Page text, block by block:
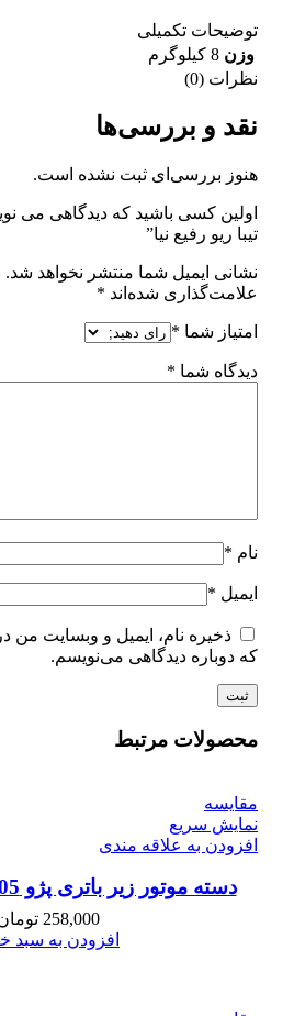
توضیحات تکمیلی
وزن 8 کیلوگرم
نظرات (0)
نقد و بررسی‌ها
هنوز بررسی‌ای ثبت نشده است.
اولین کسی باشید که دیدگاهی می
تیبا ریو رفیع نیا”
نشانی ایمیل شما منتشر نخواهد شد.
علامت‌گذاری شده‌اند *
امتیاز شما *
دیدگاه شما *
نام *
ایمیل *
ذخیره نام، ایمیل و وبسایت من
که دوباره دیدگاهی می‌نویسم.
محصولات مرتبط
مقايسه
نمایش سریع
افزودن به علاقه مندی
دسته موتور زیر باتری پژو 405(عمده) رفیع نیا
258,000
افزودن به سبد